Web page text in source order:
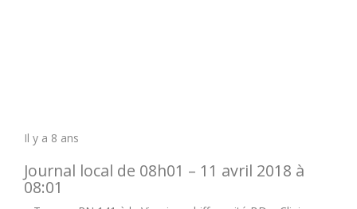
Il y a 8 ans
Journal local de 08h01 – 11 avril 2018 à
08:01